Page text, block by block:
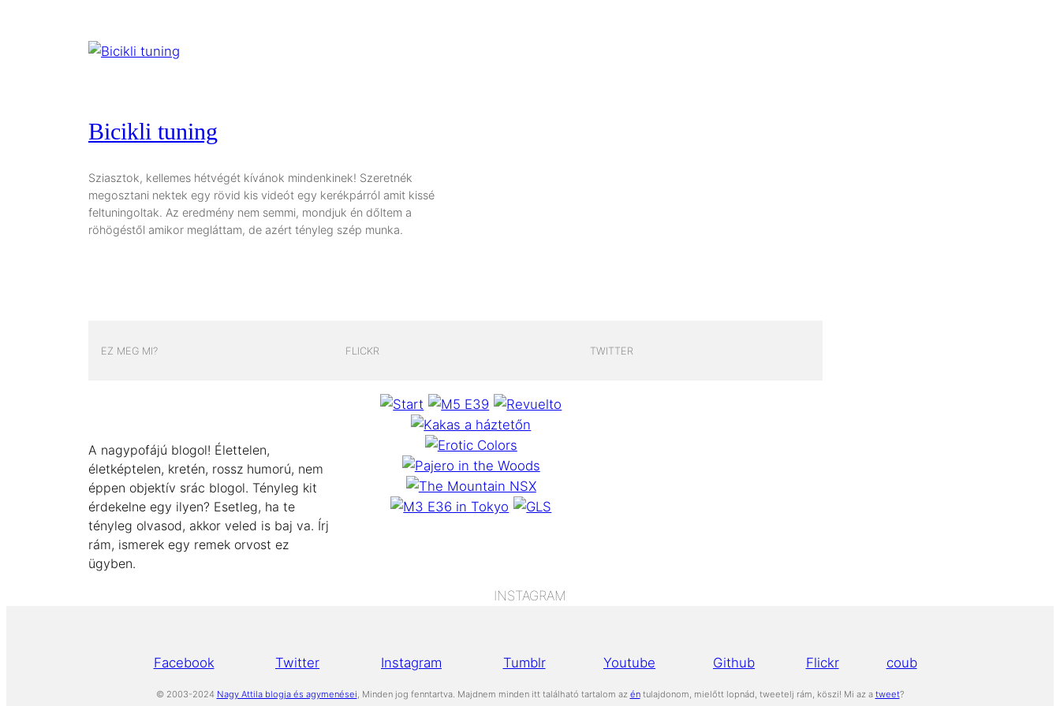
Bicikli tuning
Sziasztok, kellemes hétvégét kívánok mindenkinek! Szeretnék
megosztani nektek egy rövid kis videót egy kerékpárról amit kissé
feltuningoltak. Az eredmény nem semmi, mondjuk én dőltem a
röhögéstől amikor megláttam, de azért tényleg szép munka.
EZ MEG MI?
A nagypofájú blogol! Élettelen,
életképtelen, kretén, rossz humorú, nem
éppen objektív srác blogol. Tényleg kit
érdekelne egy ilyen? Esetleg, ha te
tényleg olvasod, akkor veled is baj va. Írj
rám, ismerek egy remek orvost ez
ügyben.
FLICKR TWITTER
INSTAGRAM
Facebook Twitter Instagram Tumblr Youtube Github Flickr coub
© 2003-2024 Nagy Attila blogja és agymenései, Minden jog fenntartva. Majdnem minden itt található tartalom az éntulajdonom, mielőtt lopnád, tweetelj rám, köszi! Mi az a tweet?